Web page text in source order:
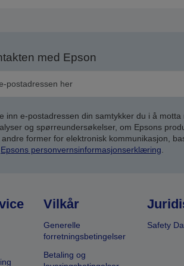
med Epson
inn e-postadressen din samtykker du i å
og spørreundersøkelser, om Epsons
former for elektronisk kommunikasjon,
Epsons personvernsinformasjonserklæring
Vilkår
Generelle
forretningsbetingelser
Betaling og
Safety